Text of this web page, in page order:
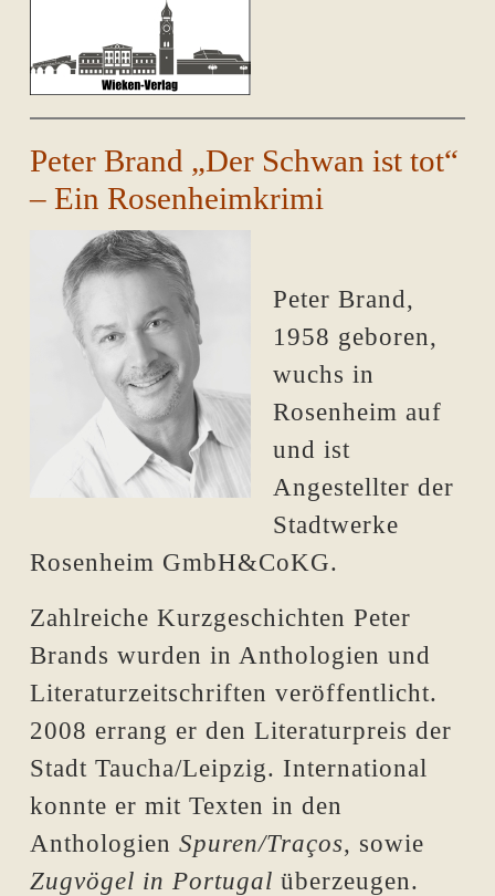
Peter Brand „Der Schwan ist tot“
– Ein Rosenheimkrimi
Peter Brand,
1958 geboren,
wuchs in
Rosenheim auf
und ist
Angestellter der
Stadtwerke
Rosenheim GmbH&CoKG.
Zahlreiche Kurzgeschichten Peter
Brands wurden in Anthologien und
Literaturzeitschriften veröffentlicht.
2008 errang er den Literaturpreis der
Stadt Taucha/Leipzig. International
konnte er mit Texten in den
Anthologien Spuren/Traços, sowie
Zugvögel in Portugal überzeugen.